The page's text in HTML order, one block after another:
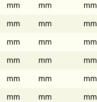
mm mm mm
mm mm mm
mm mm mm
mm mm mm
mm mm mm
mm mm mm